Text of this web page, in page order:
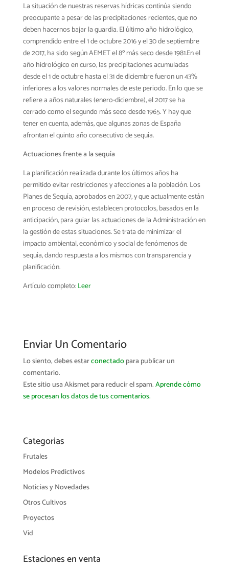
La situación de nuestras reservas hídricas continúa siendo
preocupante a pesar de las precipitaciones recientes, que no
deben hacernos bajar la guardia. El último año hidrológico,
comprendido entre el 1 de octubre 2016 y el 30 de septiembre
de 2017, ha sido según AEMET el 8º más seco desde 1981.En el
año hidrológico en curso, las precipitaciones acumuladas
desde el 1 de octubre hasta el 31 de diciembre fueron un 43%
inferiores a los valores normales de este periodo. En lo que se
refiere a años naturales (enero-diciembre), el 2017 se ha
cerrado como el segundo más seco desde 1965. Y hay que
tener en cuenta, además, que algunas zonas de España
afrontan el quinto año consecutivo de sequía.
Actuaciones frente a la sequía
La planificación realizada durante los últimos años ha
permitido evitar restricciones y afecciones a la población. Los
Planes de Sequía, aprobados en 2007, y que actualmente están
en proceso de revisión, establecen protocolos, basados en la
anticipación, para guiar las actuaciones de la Administración en
la gestión de estas situaciones. Se trata de minimizar el
impacto ambiental, económico y social de fenómenos de
sequía, dando respuesta a los mismos con transparencia y
planificación.
Artículo completo:Leer
Enviar Un Comentario
Lo siento, debes estarconectadopara publicar un
comentario.
Este sitio usa Akismet para reducir el spam.Aprende cómo
se procesan los datos de tus comentarios.
Categorias
Frutales
Modelos Predictivos
Noticias y Novedades
Otros Cultivos
Proyectos
Vid
Estaciones en venta